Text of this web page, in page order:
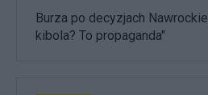
Burza po decyzjach
kibola? To propaganda"